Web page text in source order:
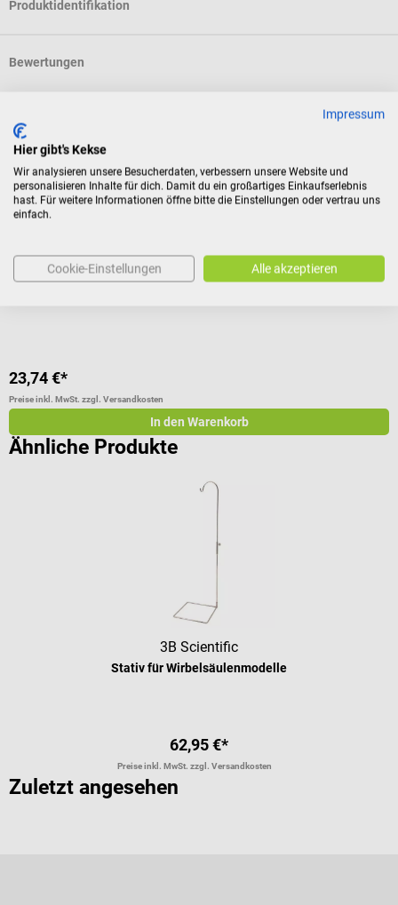
Produktidentifikation
Bewertungen
Kunden kauften auch
Dr. No
Modell Anatomisches Fuß-Skelett
23,74 €*
Preise inkl. MwSt. zzgl. Versandkosten
In den Warenkorb
Ähnliche Produkte
3B Scientific
Stativ für Wirbelsäulenmodelle
62,95 €*
Preise inkl. MwSt. zzgl. Versandkosten
Zuletzt angesehen
Impressum
Hier gibt's Kekse
Wir analysieren unsere Besucherdaten, verbessern unsere Website und
personalisieren Inhalte für dich. Damit du ein großartiges Einkaufserlebnis
hast. Für weitere Informationen öffne bitte die Einstellungen oder vertrau uns
einfach.
Cookie-Einstellungen Alle akzeptieren